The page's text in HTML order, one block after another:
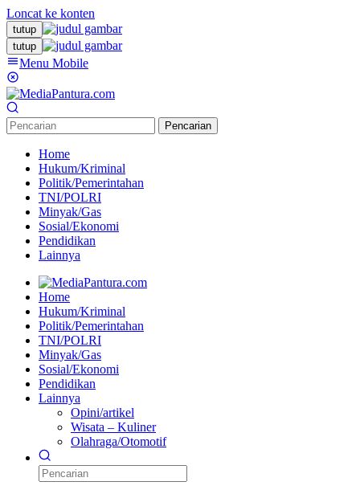
Loncat ke konten
tutup
tutup
Menu Mobile
Pencarian
Home
Hukum/Kriminal
Politik/Pemerintahan
TNI/POLRI
Minyak/Gas
Sosial/Ekonomi
Pendidikan
Lainnya
Home
Hukum/Kriminal
Politik/Pemerintahan
TNI/POLRI
Minyak/Gas
Sosial/Ekonomi
Pendidikan
Lainnya
Opini/artikel
Wisata – Kuliner
Olahraga/Otomotif